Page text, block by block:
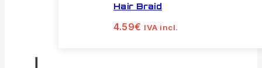
Hair Braid
4.59€ IVA incl.